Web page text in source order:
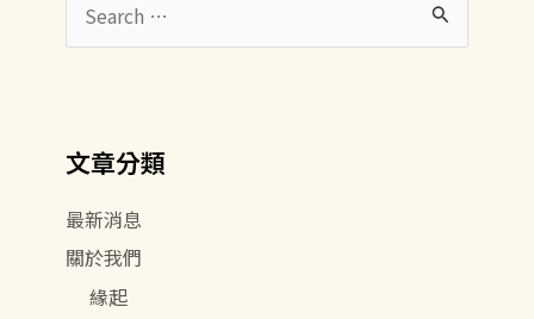
尋
字
:
文章分類
最新消息
關於我們
緣起